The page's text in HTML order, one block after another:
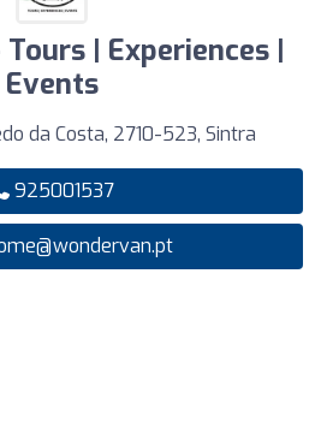
| Experiences |
Events
da Costa, 2710-523, Sintra
925001537